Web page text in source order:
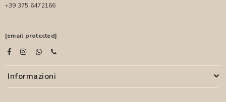
+39 375 6472166
[email protected]
Informazioni